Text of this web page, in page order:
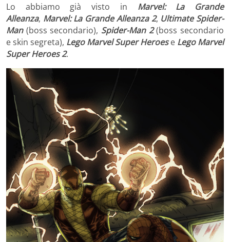
Lo abbiamo già visto in Marvel: La Grande
Alleanza, Marvel: La Grande Alleanza 2, Ultimate Spider-
Man (boss secondario), Spider-Man 2(boss secondario
e skin segreta), Lego Marvel Super Heroes e Lego Marvel
Super Heroes 2.